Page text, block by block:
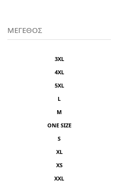
ΜΕΓΕΘΟΣ
3XL
4XL
5XL
L
M
ONE SIZE
S
XL
XS
XXL